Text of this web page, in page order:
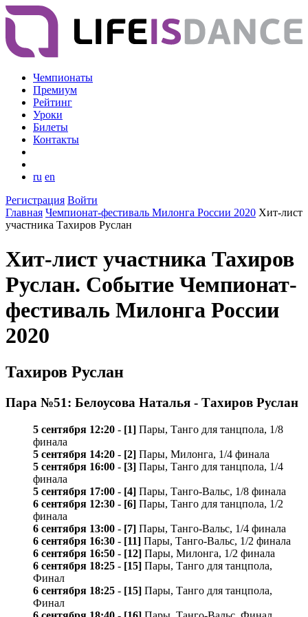
Чемпионаты
Премиум
Рейтинг
Уроки
Билеты
Контакты
ru en
Регистрация Войти
Главная Чемпионат-фестиваль Милонга России 2020 Хит-лист
участника Тахиров Руслан
Хит-лист участника Тахиров
Руслан. Событие Чемпионат-
фестиваль Милонга России
2020
Тахиров Руслан
Пара №51: Белоусова Наталья - Тахиров Руслан
5 сентября 12:20 - [1] Пары, Танго для танцпола, 1/8
финала
5 сентября 14:20 - [2] Пары, Милонга, 1/4 финала
5 сентября 16:00 - [3] Пары, Танго для танцпола, 1/4
финала
5 сентября 17:00 - [4] Пары, Танго-Вальс, 1/8 финала
6 сентября 12:30 - [6] Пары, Танго для танцпола, 1/2
финала
6 сентября 13:00 - [7] Пары, Танго-Вальс, 1/4 финала
6 сентября 16:30 - [11] Пары, Танго-Вальс, 1/2 финала
6 сентября 16:50 - [12] Пары, Милонга, 1/2 финала
6 сентября 18:25 - [15] Пары, Танго для танцпола,
Финал
6 сентября 18:25 - [15] Пары, Танго для танцпола,
Финал